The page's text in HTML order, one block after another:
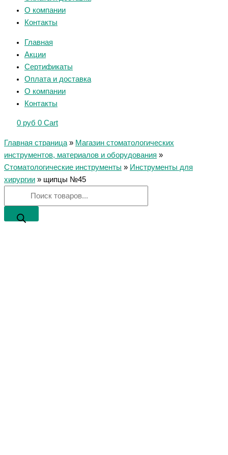
О компании
Контакты
Главная
Акции
Сертификаты
Оплата и доставка
О компании
Контакты
0 руб 0 Cart
Главная страница » Магазин стоматологических
инструментов, материалов и оборудования »
Стоматологические инструменты » Инструменты для
хирургии » щипцы №45